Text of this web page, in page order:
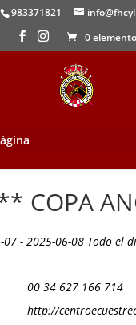
983371821
0
COPA
07 - 2025-06-08 Todo el
00 34 627 166 714
http://